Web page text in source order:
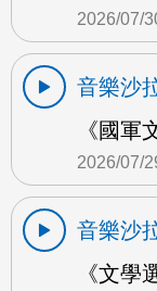
2026/07/
音樂沙
《國軍
2026/07/
音樂沙
《文學